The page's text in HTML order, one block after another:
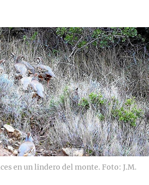
en un lindero del monte. Foto: J.M.